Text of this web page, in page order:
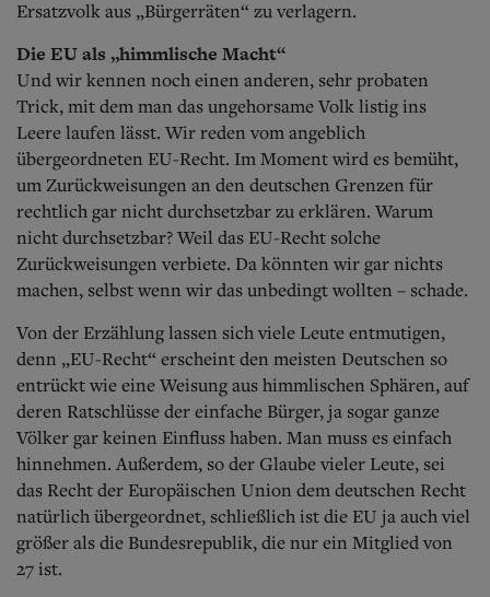
Ersatzvolk aus „Bürgerräten“ zu verlagern.
Die EU als „himmlische Macht“
Und wir kennen noch einen anderen, sehr probaten
Trick, mit dem man das ungehorsame Volk listig ins
Leere laufen lässt. Wir reden vom angeblich
übergeordneten EU-Recht. Im Moment wird es bemüht,
um Zurückweisungen an den deutschen Grenzen für
rechtlich gar nicht durchsetzbar zu erklären. Warum
nicht durchsetzbar? Weil das EU-Recht solche
Zurückweisungen verbiete. Da könnten wir gar nichts
machen, selbst wenn wir das unbedingt wollten – schade.
Von der Erzählung lassen sich viele Leute entmutigen,
denn „EU-Recht“ erscheint den meisten Deutschen so
entrückt wie eine Weisung aus himmlischen Sphären, auf
deren Ratschlüsse der einfache Bürger, ja sogar ganze
Völker gar keinen Einfluss haben. Man muss es einfach
hinnehmen. Außerdem, so der Glaube vieler Leute, sei
das Recht der Europäischen Union dem deutschen Recht
natürlich übergeordnet, schließlich ist die EU ja auch viel
größer als die Bundesrepublik, die nur ein Mitglied von
27 ist.